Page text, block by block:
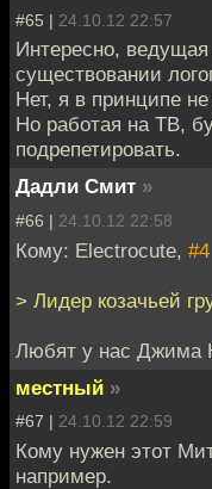
#65 | 24.10.12 22:57
Интересно,
существовании
Нет, я в принципе
Но работая на ТВ,
подрепетировать.
Дадли Смит »
#66 | 24.10.12 22:58
Кому: Electrocute, #4
> Лидер козачьей
Любят у нас Джима
местный »
#67 | 24.10.12 22:59
Кому нужен этот
например.